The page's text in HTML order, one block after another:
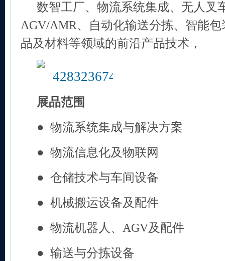
数智工厂、物流系统集成、无人叉
AGV/AMR、自动化输送分拣、智能
品及材料等领域的前沿产品技术，
展品范围
● 物流系统集成与解决方案
● 物流信息化及物联网
● 仓储技术与车间设备
● 机械搬运设备及配件
● 物流机器人、AGV及配件
● 输送与分拣设备